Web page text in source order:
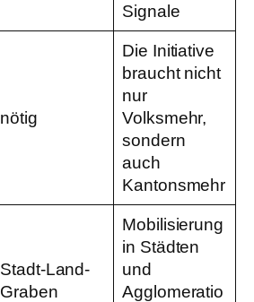
Signale
nötig
Die Initiative
braucht nicht
nur
Volksmehr,
sondern
auch
Kantonsmehr
Stadt-Land-
Graben
Mobilisierung
in Städten
und
Agglomeratio